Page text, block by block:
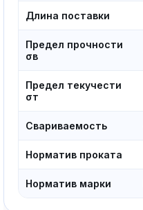
Длина поставки
Предел прочности
σв
Предел текучести
σт
Свариваемость
Норматив проката
Норматив марки